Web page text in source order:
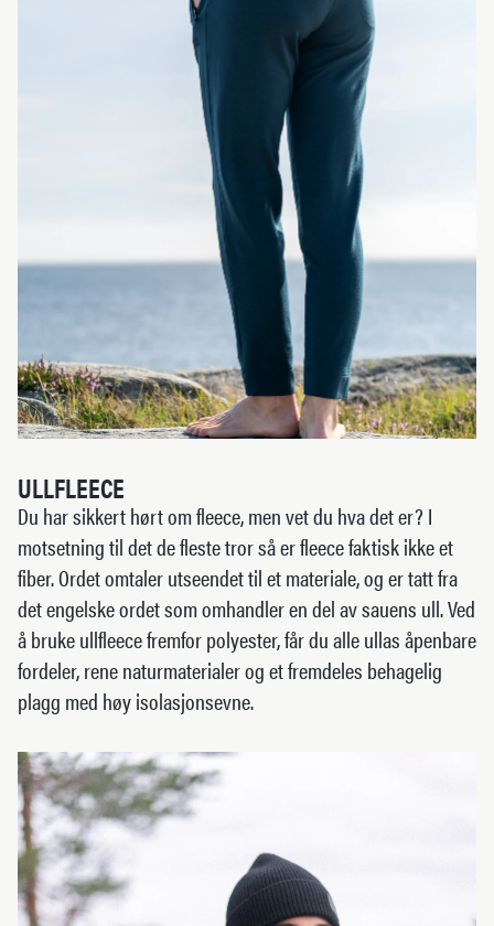
ULLFLEECE
Du har sikkert hørt om fleece, men vet du hva det er? I
motsetning til det de fleste tror så er fleece faktisk ikke et
fiber. Ordet omtaler utseendet til et materiale, og er tatt fra
det engelske ordet som omhandler en del av sauens ull. Ved
å bruke ullfleece fremfor polyester, får du alle ullas åpenbare
fordeler, rene naturmaterialer og et fremdeles behagelig
plagg med høy isolasjonsevne.